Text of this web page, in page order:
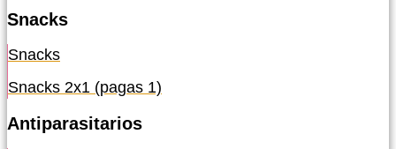
Snacks
Snacks
Snacks 2x1 (pagas 1)
Antiparasitarios